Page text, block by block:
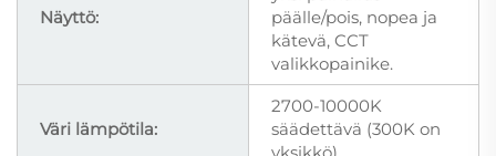
Näyttö:
päälle/pois, nopea ja
kätevä, CCT
valikkopainike.
Väri lämpötila:
2700-10000K
säädettävä (300K on
yksikkö)